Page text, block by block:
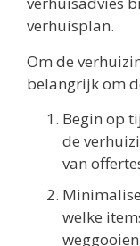
verhuisplan.
Om de
belangrijk om
Begin op
de
van
welke